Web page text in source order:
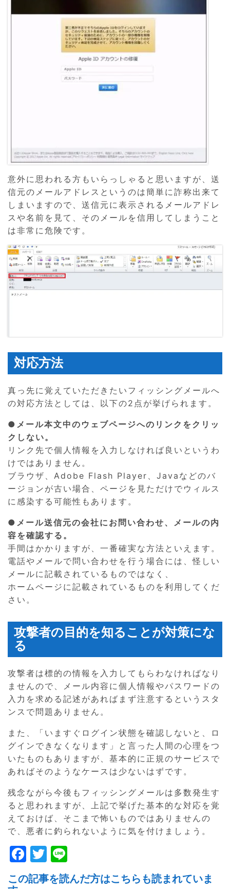
意外に思われる方もいらっしゃると思いますが、送
信元のメールアドレスというのは簡単に詐称出来て
しまいますので、送信元に表示されるメールアドレ
スや名前を見て、そのメールを信用してしまうこと
は非常に危険です。
対応方法
真っ先に覚えていただきたいフィッシングメールへ
の対応方法としては、以下の2点が挙げられます。
●メール本文中のウェブページへのリンクをクリッ
クしない。
リンク先で個人情報を入力しなければ良いというわ
けではありません。
ブラウザ、Adobe Flash Player、Javaなどのバ
ージョンが古い場合、ページを見ただけでウィルス
に感染する可能性もあります。
●メール送信元の会社にお問い合わせ、メールの内
容を確認する。
手間はかかりますが、一番確実な方法といえます。
電話やメールで問い合わせを行う場合には、怪しい
メールに記載されているものではなく、
ホームページに記載されているものを利用してくだ
さい。
攻撃者の目的を知ることが対策にな
る
攻撃者は標的の情報を入力してもらわなければなり
ませんので、メール内容に個人情報やパスワードの
入力を求める記述があればまず注意するというスタ
ンスで問題ありません。
また、「いますぐログイン状態を確認しないと、ロ
グインできなくなります」と言った人間の心理をつ
いたものもありますが、基本的に正規のサービスで
あればそのようなケースは少ないはずです。
残念ながら今後もフィッシングメールは多数発生す
ると思われますが、上記で挙げた基本的な対応を覚
えておけば、そこまで怖いものではありませんの
で、悪者に釣られないように気を付けましょう。
F
a
T
w n
この記事を読んだ方はこちらも読まれていま